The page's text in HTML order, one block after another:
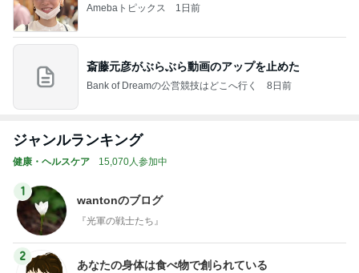
Amebaトピックス 1日前
斎藤元彦がぶらぶら動画のアップを止めた
Bank of Dreamの公営競技はどこへ行く 8日前
ジャンルランキング
健康・ヘルスケア 15,070人参加中
1
wantonのブログ
『光軍の戦士たち』
2
あなたの身体は食べ物で創られている